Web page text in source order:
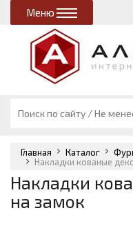
Меню
Главная Каталог
Накладки кованые
Накладки
на замок